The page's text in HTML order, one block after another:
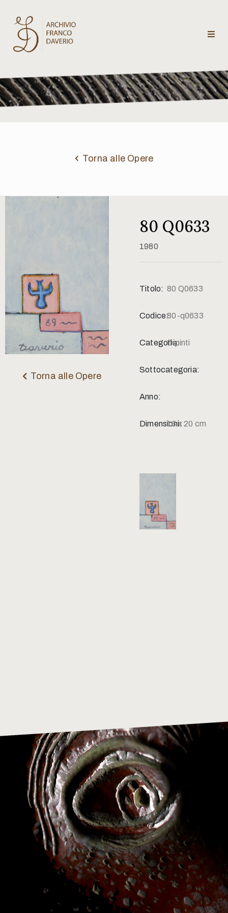
Archivio
Franco
Daverio
critici
Torna alle Opere
Torna alle Opere
80 Q0633
1980
Titolo: 80 Q0633
Codice:80-q0633
Categoria:Dipinti
Sottocategoria:
Anno:
Dimensioni:13 x 20 cm